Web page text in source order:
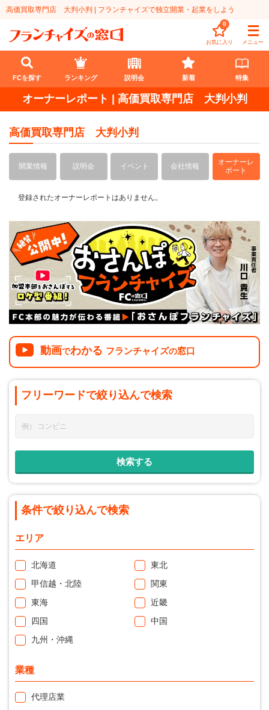
高価買取専門店 大判小判 | フランチャイズで独立開業・起業をしよう
お気に入り
0
メニュー
FCを探す
業種
代理店業
サービス業
無店舗系
小売業
介護・福祉業
美容・健康業
海外FC本部
インターン独立・社員募集
開業資金
301万円～500万円
501万円～1000万円
1001万円以上
エリア
東北
甲信越・北陸
関東
東海
近畿
四国
中国
ランキング
総合ランキング
介護
塾
飲食
リペアクリーニング
夫婦で開業
脱サラで開業
法人様オススメ
副業・サイドビジネス
説明会
イベント
お役立ち情報コラム
会員登録 ログイン
FCを探す ランキング 説明会 新着 特集
オーナーレポート | 高価買取専門店 大判小判
高価買取専門店 大判小判
開業情報 説明会 イベント 会社情報
オーナーレ
ポート
登録されたオーナーレポートはありません。
動画でわかる フランチャイズの窓口
フリーワードで絞り込んで検索
条件で絞り込んで検索
エリア
北海道
東北
甲信越・北陸
関東
東海
近畿
四国
中国
九州・沖縄
業種
代理店業